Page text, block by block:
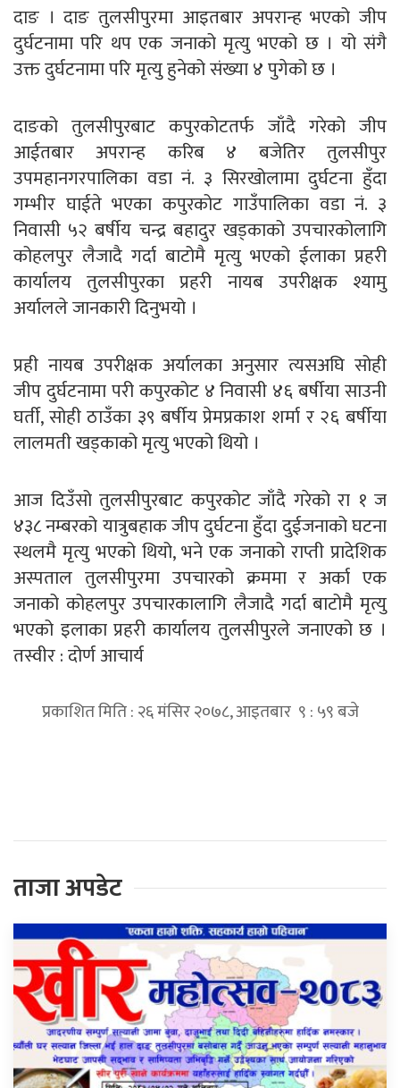
दाङ । दाङ तुलसीपुरमा आइतबार अपरान्ह भएको जीप
दुर्घटनामा परि थप एक जनाको मृत्यु भएको छ । यो संगै
उक्त दुर्घटनामा परि मृत्यु हुनेको संख्या ४ पुगेको छ ।
दाङको तुलसीपुरबाट कपुरकोटतर्फ जाँदै गरेको जीप
आईतबार अपरान्ह करिब ४ बजेतिर तुलसीपुर
उपमहानगरपालिका वडा नं. ३ सिरखोलामा दुर्घटना हुँदा
गम्भीर घाईते भएका कपुरकोट गाउँपालिका वडा नं. ३
निवासी ५२ बर्षीय चन्द्र बहादुर खड्काको उपचारकोलागि
कोहलपुर लैजादै गर्दा बाटोमै मृत्यु भएको ईलाका प्रहरी
कार्यालय तुलसीपुरका प्रहरी नायब उपरीक्षक श्यामु
अर्यालले जानकारी दिनुभयो ।
प्रही नायब उपरीक्षक अर्यालका अनुसार त्यसअघि सोही
जीप दुर्घटनामा परी कपुरकोट ४ निवासी ४६ बर्षीया साउनी
घर्ती, सोही ठाउँका ३९ बर्षीय प्रेमप्रकाश शर्मा र २६ बर्षीया
लालमती खड्काको मृत्यु भएको थियो ।
आज दिउँसो तुलसीपुरबाट कपुरकोट जाँदै गरेको रा १ ज
४३८ नम्बरको यात्रुबहाक जीप दुर्घटना हुँदा दुईजनाको घटना
स्थलमै मृत्यु भएको थियो, भने एक जनाको राप्ती प्रादेशिक
अस्पताल तुलसीपुरमा उपचारको क्रममा र अर्का एक
जनाको कोहलपुर उपचारकालागि लैजादै गर्दा बाटोमै मृत्यु
भएको इलाका प्रहरी कार्यालय तुलसीपुरले जनाएको छ ।
तस्वीर : दोर्ण आचार्य
प्रकाशित मिति : २६ मंसिर २०७८, आइतबार ९ : ५९ बजे
ताजा अपडेट